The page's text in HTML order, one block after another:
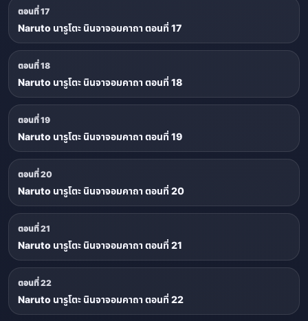
ตอนที่ 17
Naruto นารูโตะ นินจาจอมคาถา ตอนที่ 17
ตอนที่ 18
Naruto นารูโตะ นินจาจอมคาถา ตอนที่ 18
ตอนที่ 19
Naruto นารูโตะ นินจาจอมคาถา ตอนที่ 19
ตอนที่ 20
Naruto นารูโตะ นินจาจอมคาถา ตอนที่ 20
ตอนที่ 21
Naruto นารูโตะ นินจาจอมคาถา ตอนที่ 21
ตอนที่ 22
Naruto นารูโตะ นินจาจอมคาถา ตอนที่ 22